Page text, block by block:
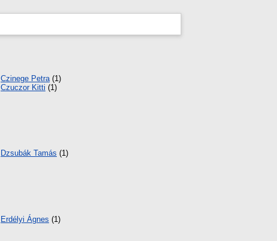
Czinege Petra(1)
Czuczor Kitti (1)
Dzsubák Tamás (1)
Erdélyi Ágnes (1)